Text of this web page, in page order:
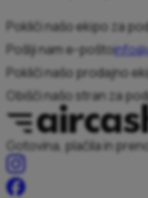
Pokliči našo ekipo za
Pošlji nam e-pošto
Pokliči našo prodajno
Obišči našo stran za
Gotovina, plačila in